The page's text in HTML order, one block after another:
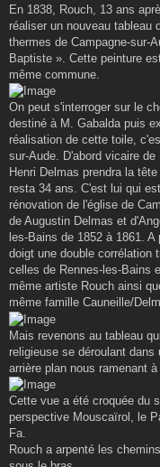
s
a
g
En 1838, Rouch, 13 ans
réaliser un nouveau tableau
thermes de Campagne-sur-
Baptiste ». Cette peinture
même commune.
On peut s'interroger sur le
destiné à M. Gabalda puis
réalisation de cette toile,
sur-Aude. D'abord vicaire
Henri Delmas prendra la
resta 34 ans. C'est lui qui
rénovation de l'église de
de Augustin Delmas et
les-Bains de 1852 à 1861.
doigt une double corrélation
celles de Rennes-les-Bains
même artiste Rouch ainsi
même famille Cauneille/
Mais revenons au tableau
religieuse se déroulant
arrière plan nous ramenant
Cette vue a été croquée du
perspective Mouscaïrol, le
Fa.
Rouch a arpenté les